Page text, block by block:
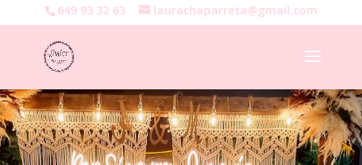
649 93 32 63 laurachaparreta@gmail.com